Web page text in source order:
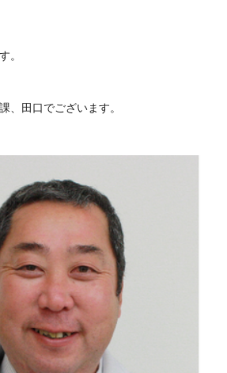
。
、田口でございます。